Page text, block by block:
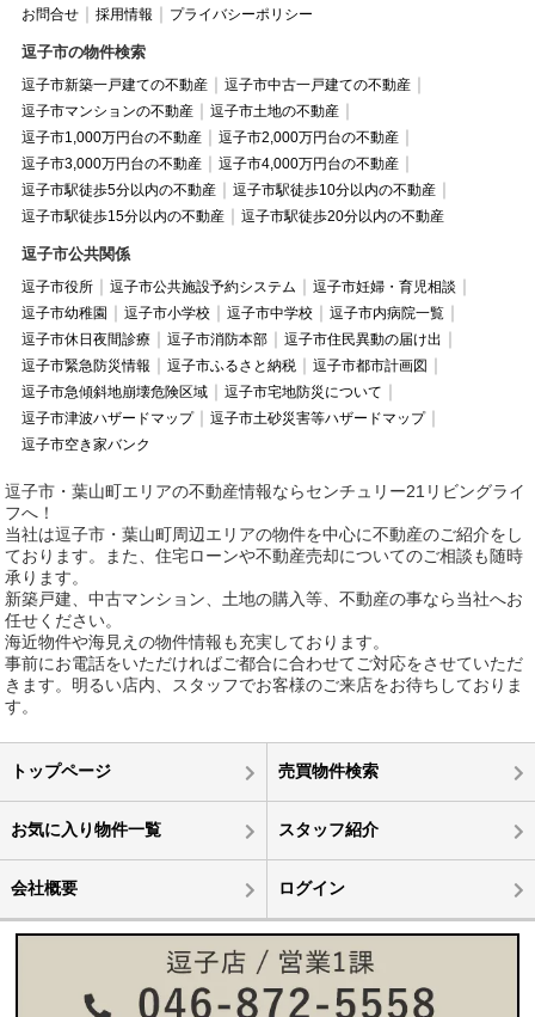
お問合せ
採用情報 プライバシーポリシー
逗子市の物件検索
逗子市新築一戸建ての不動産
逗子市中古一戸建ての不動産
逗子市マンションの不動産
逗子市土地の不動産
逗子市1,000万円台の不動産
逗子市2,000万円台の不動産
逗子市3,000万円台の不動産
逗子市4,000万円台の不動産
逗子市駅徒歩5分以内の不動産
逗子市駅徒歩10分以内の不動産
逗子市駅徒歩15分以内の不動産
逗子市駅徒歩20分以内の不動産
逗子市公共関係
逗子市役所 逗子市公共施設予約システム
逗子市妊婦・育児相談
逗子市幼稚園
逗子市小学校 逗子市中学校
逗子市内病院一覧
逗子市休日夜間診療
逗子市消防本部
逗子市住民異動の届け出
逗子市緊急防災情報
逗子市ふるさと納税
逗子市都市計画図
逗子市急傾斜地崩壊危険区域
逗子市宅地防災について
逗子市津波ハザードマップ
逗子市土砂災害等ハザードマップ
逗子市空き家バンク
逗子市・葉山町エリアの不動産情報ならセンチュリー21リビングライ
フへ！
当社は逗子市・葉山町周辺エリアの物件を中心に不動産のご紹介をし
ております。また、住宅ローンや不動産売却についてのご相談も随時
承ります。
新築戸建、中古マンション、土地の購入等、不動産の事なら当社へお
任せください。
海近物件や海見えの物件情報も充実しております。
事前にお電話をいただければご都合に合わせてご対応をさせていただ
きます。明るい店内、スタッフでお客様のご来店をお待ちしておりま
す。
トップページ 売買物件検索
お気に入り物件一覧 スタッフ紹介
会社概要 ログイン